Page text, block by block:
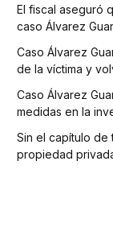
El fiscal aseguró
caso Álvarez
Caso Álvarez
de la víctima y
Caso Álvarez
medidas en la
Sin el capítulo de
propiedad